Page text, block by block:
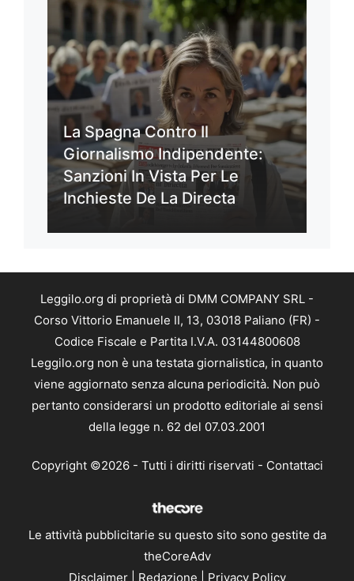
La Spagna Contro Il
Giornalismo Indipendente:
Sanzioni In Vista Per Le
Inchieste De La Directa
Leggilo.org di proprietà di DMM COMPANY SRL -
Corso Vittorio Emanuele II, 13, 03018 Paliano (FR) -
Codice Fiscale e Partita I.V.A. 03144800608
Leggilo.org non è una testata giornalistica, in quanto
viene aggiornato senza alcuna periodicità. Non può
pertanto considerarsi un prodotto editoriale ai sensi
della legge n. 62 del 07.03.2001
Copyright ©2026 - Tutti i diritti riservati - Contattaci
Le attività pubblicitarie su questo sito sono gestite da
theCoreAdv
Disclaimer| Redazione Privacy Policy